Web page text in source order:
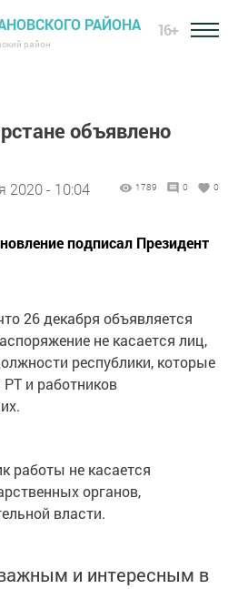
РАЙОНА
район
16+
объявлено
2020 - 10:04 1789 0 0
подписал Президент
26 декабря объявляется
не касается лиц,
республики, которые
и работников
работы не касается
органов,
власти.
и интересным в